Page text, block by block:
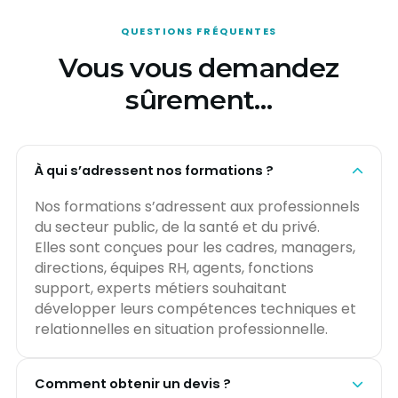
QUESTIONS FRÉQUENTES
Vous vous demandez
sûrement…
À qui s’adressent nos formations ?
Nos formations s’adressent aux professionnels
du secteur public, de la santé et du privé.
Elles sont conçues pour les cadres, managers,
directions, équipes RH, agents, fonctions
support, experts métiers souhaitant
développer leurs compétences techniques et
relationnelles en situation professionnelle.
Comment obtenir un devis ?